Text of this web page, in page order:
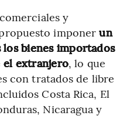
y
imponerun
bienes importados
el extranjero, lo que
con tratados de libre
Costa Rica, El
Nicaragua y